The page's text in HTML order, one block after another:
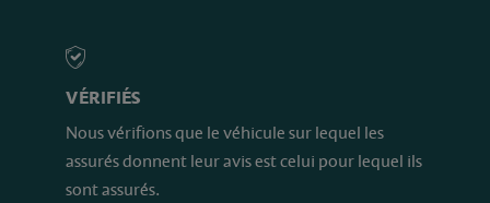
VÉRIFIÉS
Nous vérifions que le véhicule sur lequel les
assurés donnent leur avis est celui pour lequel ils
sont assurés.